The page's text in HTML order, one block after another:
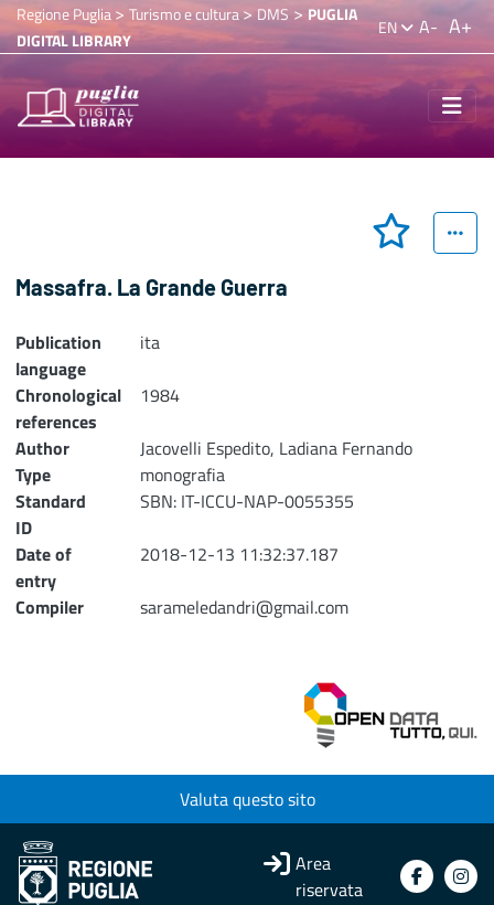
Regione Puglia> Turismo e cultura>DMS > PUGLIA
DIGITAL LIBRARY
EN A- A+
Massafra. La Grande Guerra
Publication
language
ita
Chronological
references
1984
Author
Jacovelli Espedito, Ladiana Fernando
Type
monografia
Standard
ID
SBN: IT-ICCU-NAP-0055355
Date of
entry
2018-12-13 11:32:37.187
Compiler
sarameledandri@gmail.com
Valuta questo sito
Area
riservata